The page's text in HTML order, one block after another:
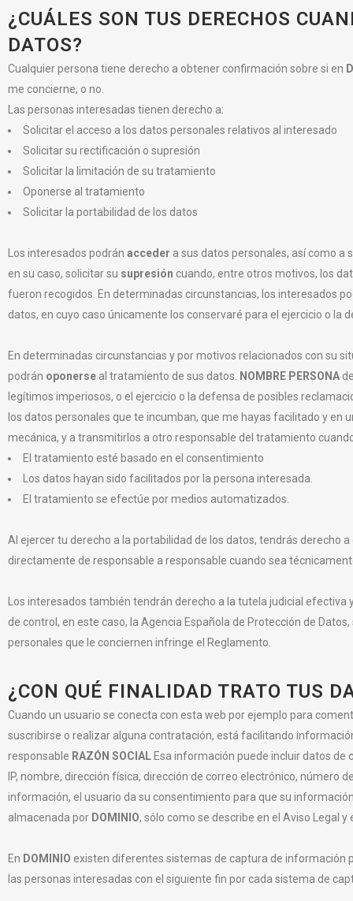
¿CUÁLES SON TUS DERECHOS
DATOS?
Cualquier persona tiene derecho a obtener confirmación sobre si en
me concierne, o no.
Las personas interesadas tienen derecho a:
Solicitar el acceso a los datos personales relativos al interesado
Solicitar su rectificación o supresión
Solicitar la limitación de su tratamiento
Oponerse al tratamiento
Solicitar la portabilidad de los datos
Los interesados podrán acceder a sus datos personales, así como a
en su caso, solicitar su supresión cuando, entre otros motivos, los
fueron recogidos. En determinadas circunstancias, los interesados
datos, en cuyo caso únicamente los conservaré para el ejercicio o la
En determinadas circunstancias y por motivos relacionados con su
podrán oponerse al tratamiento de sus datos. NOMBRE PERSONA
legítimos imperiosos, o el ejercicio o la defensa de posibles
los datos personales que te incumban, que me hayas facilitado y
mecánica, y a transmitirlos a otro responsable del tratamiento
El tratamiento esté basado en el consentimiento
Los datos hayan sido facilitados por la persona interesada.
El tratamiento se efectúe por medios automatizados.
Al ejercer tu derecho a la portabilidad de los datos, tendrás derecho
directamente de responsable a responsable cuando sea
Los interesados también tendrán derecho a la tutela judicial
de control, en este caso, la Agencia Española de Protección de
personales que le conciernen infringe el Reglamento.
¿CON QUÉ FINALIDAD TRATO TUS
Cuando un usuario se conecta con esta web por ejemplo para
suscribirse o realizar alguna contratación, está facilitando
responsable RAZÓN SOCIAL Esa información puede incluir datos
IP, nombre, dirección física, dirección de correo electrónico, número
información, el usuario da su consentimiento para que su
almacenada por DOMINIO, sólo como se describe en el Aviso Legal
En DOMINIO existen diferentes sistemas de captura de información
las personas interesadas con el siguiente fin por cada sistema de